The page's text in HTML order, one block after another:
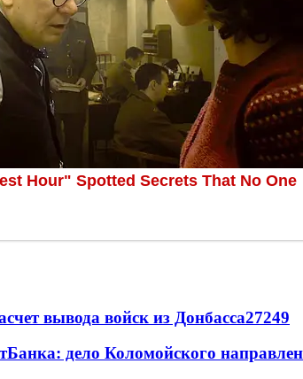
вывода войск из Донбасса27249
дело Коломойского